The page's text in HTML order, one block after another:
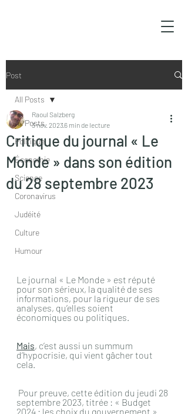
Post
All Posts
Politique
Économie
Science
Coronavirus
Judéité
Culture
Humour
All Posts
Critique du journal « Le
Monde » dans son édition
du 28 septembre 2023
Raoul Salzberg
3 nov. 2023 6 min de lecture
Le journal « Le Monde » est réputé
pour son sérieux, la qualité de ses
informations, pour la rigueur de ses
analyses, qu’elles soient
économiques ou politiques.
Mais, c’est aussi un summum
d’hypocrisie, qui vient gâcher tout
cela.
septembre 2023, titrée : « Budget
2024 : les choix du gouvernement ».